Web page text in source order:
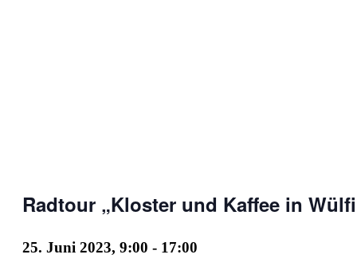
Radtour „Kloster und Kaffee in
25. Juni 2023, 9:00 - 17:00